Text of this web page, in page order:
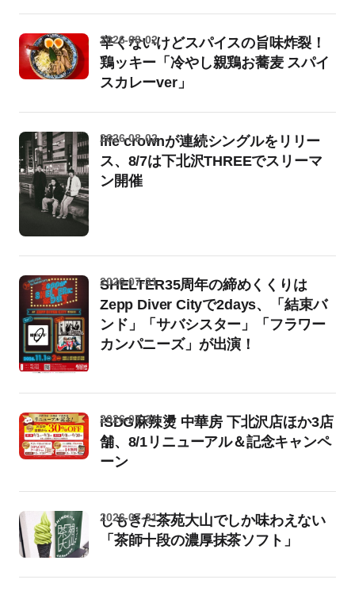
辛くないけどスパイスの旨味炸裂！
鶏ッキー「冷やし親鶏お蕎麦 スパイ
スカレーver」
2026-08-02
life crownが連続シングルをリリー
ス、8/7は下北沢THREEでスリーマ
ン開催
2026-08-02
SHELTER35周年の締めくくりは
Zepp Diver Cityで2days、「結束バ
ンド」「サバシスター」「フラワー
カンパニーズ」が出演！
2026-07-31
iSDG麻辣燙 中華房 下北沢店ほか3店
舗、8/1リニューアル＆記念キャンペ
ーン
2026-07-31
しもきた茶苑大山でしか味わえない
「茶師十段の濃厚抹茶ソフト」
2026-07-31